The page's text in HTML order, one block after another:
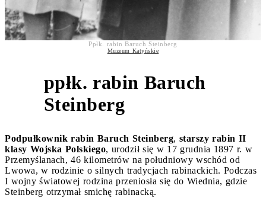
Ppłk. rabin Baruch Steinberg
Muzeum Katyńskie
ppłk. rabin Baruch
Steinberg
Podpułkownik rabin Baruch Steinberg, starszy rabin II
klasy Wojska Polskiego, urodził się w 17 grudnia 1897 r. w
Przemyślanach, 46 kilometrów na południowy wschód od
Lwowa, w rodzinie o silnych tradycjach rabinackich. Podczas
I wojny światowej rodzina przeniosła się do Wiednia, gdzie
Steinberg otrzymał smichę rabinacką.